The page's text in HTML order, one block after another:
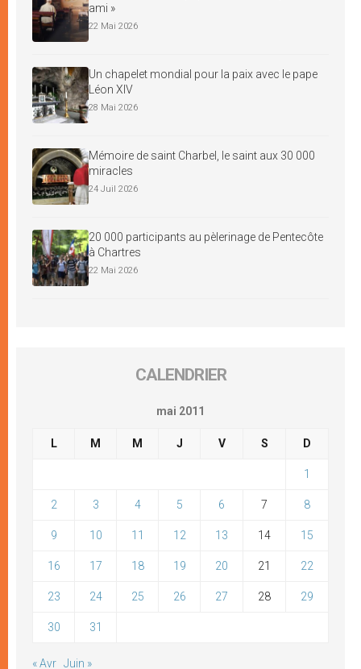
ami »
22 Mai 2026
Un chapelet mondial pour la paix avec le pape
Léon XIV
28 Mai 2026
Mémoire de saint Charbel, le saint aux 30 000
miracles
24 Juil 2026
20 000 participants au pèlerinage de Pentecôte
à Chartres
22 Mai 2026
CALENDRIER
mai 2011
L M M J V S D
1
2 3 4 5 6 7 8
9 10 11 12 13 14 15
16 17 18 19 20 21 22
23 24 25 26 27 28 29
30 31
« Avr Juin »